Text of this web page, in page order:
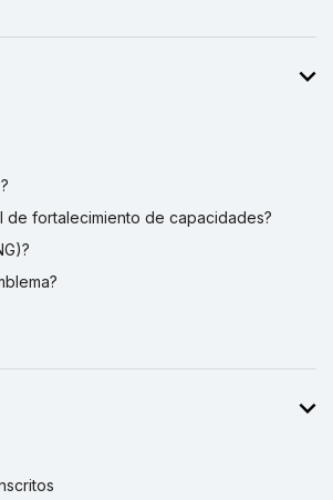
de fortalecimiento de capacidades?